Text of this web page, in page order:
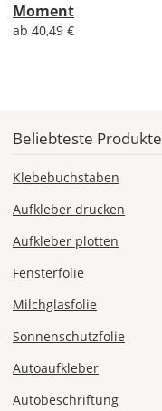
Economy
Deutschland
Sa., 22.08.
1,99 EUR
Produktionsaufschlag
Versandkosten 1,99
Priority
Fr., 14.08. - Di.,
Moment
ab 40,49 €
Beliebteste Produkte
Klebebuchstaben
Aufkleber drucken
Aufkleber plotten
Fensterfolie
Milchglasfolie
Sonnenschutzfolie
Autoaufkleber
Autobeschriftung